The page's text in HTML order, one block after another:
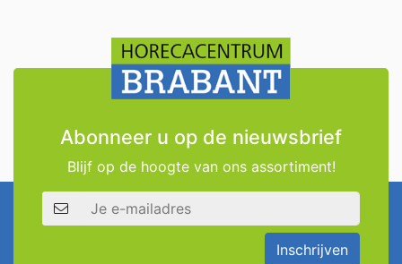
Abonneer u op de nieuwsbrief
Blijf op de hoogte van ons assortiment!
E-mailadres
Inschrijven